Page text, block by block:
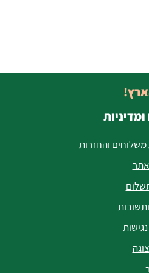
משלוחים והחזרות